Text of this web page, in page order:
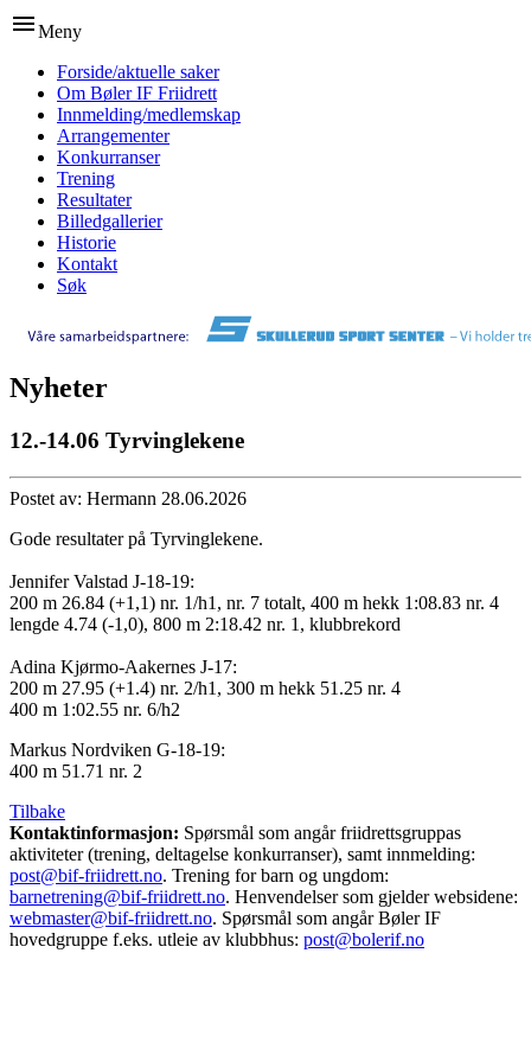
menuMeny
Forside/aktuelle saker
Om Bøler IF Friidrett
Innmelding/medlemskap
Arrangementer
Konkurranser
Trening
Resultater
Billedgallerier
Historie
Kontakt
Søk
Nyheter
12.-14.06 Tyrvinglekene
Postet av: Hermann 28.06.2026
Gode resultater på Tyrvinglekene.
Jennifer Valstad J-18-19:
200 m 26.84 (+1,1) nr. 1/h1, nr. 7 totalt, 400 m hekk 1:08.83 nr. 4
lengde 4.74 (-1,0), 800 m 2:18.42 nr. 1, klubbrekord
Adina Kjørmo-Aakernes J-17:
200 m 27.95 (+1.4) nr. 2/h1, 300 m hekk 51.25 nr. 4
400 m 1:02.55 nr. 6/h2
Markus Nordviken G-18-19:
400 m 51.71 nr. 2
Tilbake
Kontaktinformasjon: Spørsmål som angår friidrettsgruppas
aktiviteter (trening, deltagelse konkurranser), samt innmelding:
post@bif-friidrett.no. Trening for barn og ungdom:
barnetrening@bif-friidrett.no. Henvendelser som gjelder websidene:
webmaster@bif-friidrett.no. Spørsmål som angår Bøler IF
hovedgruppe f.eks. utleie av klubbhus: post@bolerif.no